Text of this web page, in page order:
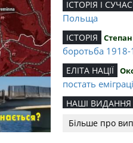
ІСТОРІЯ І
Польща
ІСТОРІЯ
боротьба
ЕЛІТА НАЦІЇ
постать
НАШІ ВИДАННЯ
Романчука
Більше про